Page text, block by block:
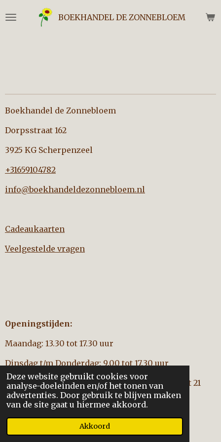
Deze website gebruikt cookies voor
analyse-doeleinden en/of het tonen van
advertenties. Door gebruik te blijven maken
van de site gaat u hiermee akkoord.
Akkoord
direct
BOEKHANDEL DE ZONNEBLOEM
Boekhandel de Zonnebloem
Dorpsstraat 162
3925 KG Scherpenzeel
+31659104782
info@boekhandeldezonnebloem.nl
Cadeaukaarten
Veelgestelde vragen
Openingstijden:
Maandag: 13.30 tot 17.30 uur
Dinsdag t/m Donderdag: 9.00 tot 17.30 uur
Vrijdag: 9.00 tot 17:30 uur (geenkoopavond tot 21
aug.)